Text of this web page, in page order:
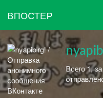
ВПОСТЕР
Всего 1,